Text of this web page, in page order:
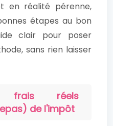
en réalité pérenne,
étapes au bon
clair pour poser
sans rien laisser
frais réels
de l'impôt